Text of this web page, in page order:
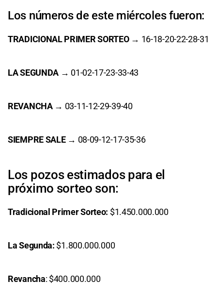
Los números de este miércoles fueron:
TRADICIONAL PRIMER SORTEO→ 16-18-20-22-28-31
LA SEGUNDA → 01-02-17-23-33-43
REVANCHA → 03-11-12-29-39-40
SIEMPRE SALE→ 08-09-12-17-35-36
Los pozos estimados para el
próximo sorteo son:
Tradicional Primer Sorteo: $1.450.000.000
La Segunda: $1.800.000.000
Revancha: $400.000.000